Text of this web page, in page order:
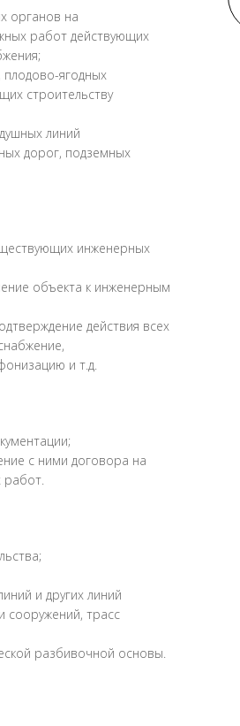
органов на
работ действующих
ягодных
строительству
линий
дорог, подземных
инженерных
объекта к инженерным
действия всех
и т.д.
с ними договора на
и других линий
сооружений, трасс
разбивочной основы.